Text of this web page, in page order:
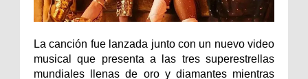
La canción fue lanzada junto con un nuevo video
musical que presenta a las tres superestrellas
mundiales llenas de oro y diamantes mientras